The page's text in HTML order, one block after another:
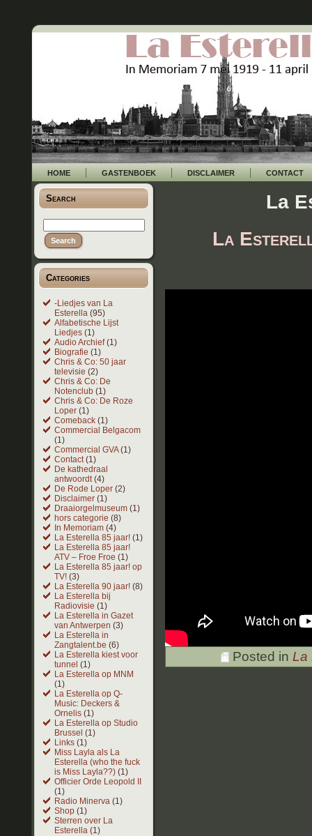
HOME GASTENBOEK DISCLAIMER CONTACT
Search
Categories
-Liedjes van La
Esterella (95)
Alfabetische Lijst
Liedjes (1)
Audio Archief(1)
Biografie (1)
Chris & Co: 50 jaar
televisie (2)
Chris & Co: De
Notenclub (1)
Chris & Co: De Roze
Loper (1)
Comeback (1)
Commercial Belgacom
(1)
Commercial GVA(1)
Contact(1)
De kathedraal
antwoordt(4)
De Rode Loper (2)
Disclaimer (1)
Draaiorgelmuseum (1)
hors categorie (8)
In Memoriam (4)
La Esterella 85 jaar! (1)
La Esterella 85 jaar!
ATV – Froe Froe (1)
La Esterella 85 jaar! op
TV! (3)
La Esterella 90 jaar! (8)
La Esterella bij
Radiovisie (1)
La Esterella in Gazet
van Antwerpen (3)
La Esterella in
Zangtalent.be (6)
La Esterella kiest voor
tunnel (1)
La Esterella op MNM
(1)
La Esterella op Q-
Music: Deckers &
Ornelis (1)
La Esterella op Studio
Brussel (1)
Links (1)
Miss Layla als La
Esterella (who the fuck
is Miss Layla??) (1)
Officier Orde Leopold II
(1)
Radio Minerva (1)
Shop (1)
Sterren over La
Esterella (1)
La
La
Posted in La